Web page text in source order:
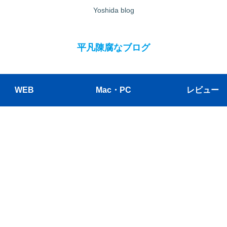
Yoshida blog
平凡陳腐なブログ
WEB Mac・PC レビュー